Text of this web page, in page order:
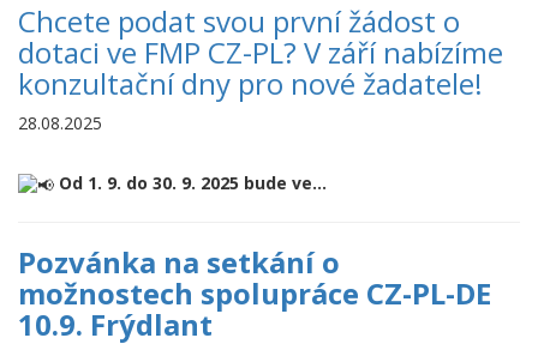
Chcete podat svou první žádost o
dotaci ve FMP CZ-PL? V září nabízíme
konzultační dny pro nové žadatele!
28.08.2025
Od 1. 9. do 30. 9. 2025 bude ve...
Pozvánka na setkání o
možnostech spolupráce CZ-PL-DE
10.9. Frýdlant